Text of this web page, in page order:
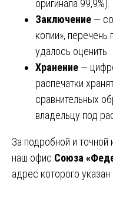
оригинала
Заключение —
копии», перечень
удалось оценить.
Хранение —
распечатки
сравнительных
владельцу под
За подробной и точной
наш офис Союза
адрес которого указан